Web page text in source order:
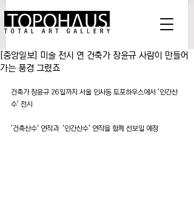
[중앙일보] 미술 전시 연 건축가 장윤규 사람이 만들어
가는 풍경 그렸죠
건축가 장윤규 26일까지 서울 인사동 토포하우스에서 '인간산
수' 전시
'건축산수' 연작과  '인간산수' 연작을 함께 선보일 예정